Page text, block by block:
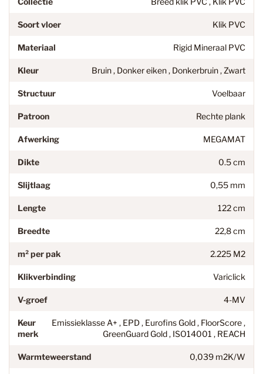
Soort vloer Klik PVC
Materiaal Rigid Mineraal PVC
Kleur Bruin , Donker eiken , Donkerbruin , Zwart
Structuur Voelbaar
Patroon Rechte plank
Afwerking MEGAMAT
Dikte 0.5 cm
Slijtlaag 0,55 mm
Lengte 122 cm
Breedte 22,8 cm
m² per pak 2.225 M2
Klikverbinding Variclick
V-groef 4-MV
Keur
merk
Emissieklasse A+ , EPD , Eurofins Gold , FloorScore ,
GreenGuard Gold , ISO14001 , REACH
Warmteweerstand 0,039 m2K/W